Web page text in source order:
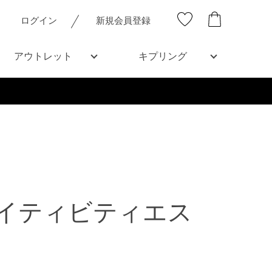
ログイン 新規会員登録
アウトレット キプリング
ティビティエス